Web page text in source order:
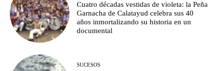
Cuatro décadas vestidas de violeta: la Peña
Garnacha de Calatayud celebra sus 40
años inmortalizando su historia en un
documental
SUCESOS